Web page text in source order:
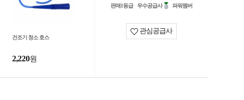
건조기 청소 호스
2,220원
판매1등급 우수공급사 파워멤버
관심공급사